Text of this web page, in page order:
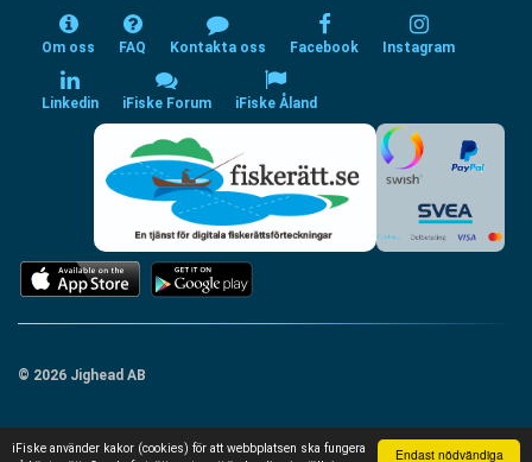
Endast nödvändiga
iFiske använder kakor (cookies) för att webbplatsen ska fungera
Om oss FAQ Kontakta oss Facebook Instagram
Linkedin iFiske Forum iFiske Åland
© 2026 Jighead AB